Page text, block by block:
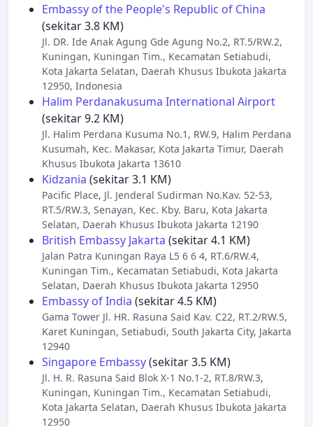
Embassy of the People's Republic of China
(sekitar 3.8 KM)
Jl. DR. Ide Anak Agung Gde Agung No.2, RT.5/RW.2,
Kuningan, Kuningan Tim., Kecamatan Setiabudi,
Kota Jakarta Selatan, Daerah Khusus Ibukota Jakarta
12950, Indonesia
Halim Perdanakusuma International Airport
(sekitar 9.2 KM)
Jl. Halim Perdana Kusuma No.1, RW.9, Halim Perdana
Kusumah, Kec. Makasar, Kota Jakarta Timur, Daerah
Khusus Ibukota Jakarta 13610
Kidzania (sekitar 3.1 KM)
Pacific Place, Jl. Jenderal Sudirman No.Kav. 52-53,
RT.5/RW.3, Senayan, Kec. Kby. Baru, Kota Jakarta
Selatan, Daerah Khusus Ibukota Jakarta 12190
British Embassy Jakarta (sekitar 4.1 KM)
Jalan Patra Kuningan Raya L5 6 6 4, RT.6/RW.4,
Kuningan Tim., Kecamatan Setiabudi, Kota Jakarta
Selatan, Daerah Khusus Ibukota Jakarta 12950
Embassy of India (sekitar 4.5 KM)
Gama Tower Jl. HR. Rasuna Said Kav. C22, RT.2/RW.5,
Karet Kuningan, Setiabudi, South Jakarta City, Jakarta
12940
Singapore Embassy(sekitar 3.5 KM)
Jl. H. R. Rasuna Said Blok X-1 No.1-2, RT.8/RW.3,
Kuningan, Kuningan Tim., Kecamatan Setiabudi,
Kota Jakarta Selatan, Daerah Khusus Ibukota Jakarta
12950